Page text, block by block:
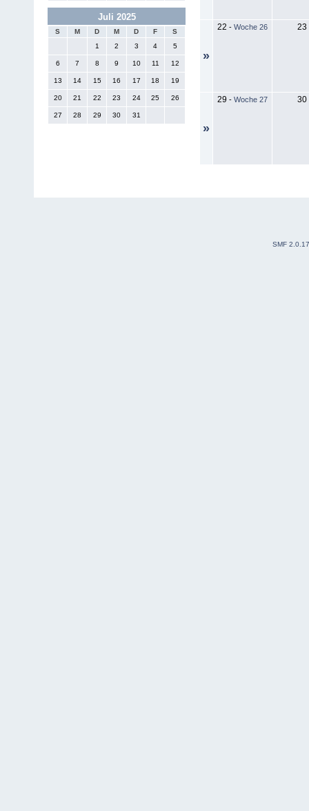
Juli 2025
S M D M D F
S
1
2 3 4 5
6 7 8 9 10 11 12
13 14 15 16 17 18 19
20 21 22 23 24 25 26
27 28 29 30 31
»
22 - Woche 26 23
»
29 - Woche 27 30
SMF 2.0.17